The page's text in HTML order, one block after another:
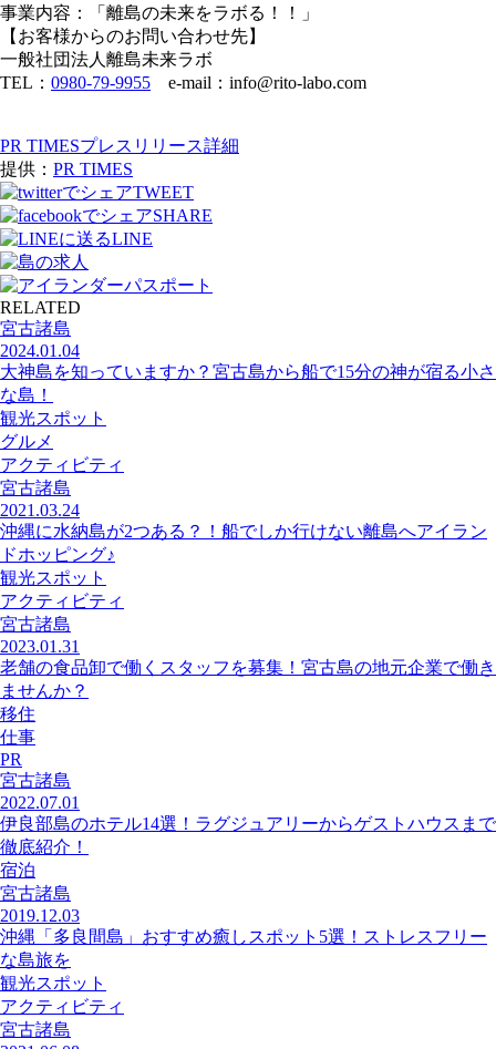
事業内容：「離島の未来をラボる！！」
【お客様からのお問い合わせ先】
一般社団法人離島未来ラボ
TEL： 0980-79-9955 e-mail：info@rito-labo.com
PR TIMESプレスリリース詳細
提供： PR TIMES
TWEET
SHARE
LINE
RELATED
宮古諸島
2024.01.04
大神島を知っていますか？宮古島から船で15分の神が宿る小さ
な島！
観光スポット
グルメ
アクティビティ
宮古諸島
2021.03.24
沖縄に水納島が2つある？！船でしか行けない離島へアイラン
ドホッピング♪
観光スポット
アクティビティ
宮古諸島
2023.01.31
老舗の食品卸で働くスタッフを募集！宮古島の地元企業で働き
ませんか？
移住
仕事
PR
宮古諸島
2022.07.01
伊良部島のホテル14選！ラグジュアリーからゲストハウスまで
徹底紹介！
宿泊
宮古諸島
2019.12.03
沖縄「多良間島」おすすめ癒しスポット5選！ストレスフリー
な島旅を
観光スポット
アクティビティ
宮古諸島